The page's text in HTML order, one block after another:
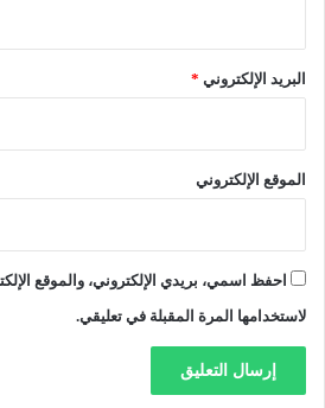
ف
ا
البريد الإلكتروني *
الموقع الإلكتروني
احفظ اسمي، بريدي الإلكتروني، والموقع
لاستخدامها المرة المقبلة في تعليقي.